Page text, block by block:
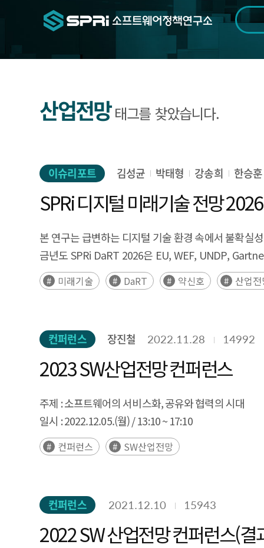
기간 전
산업전망태그를 찾았습니다.
이슈리포트 김성균 박태형 강송희 한승훈
SPRi 디지털 미래기술 전망
본 연구는 급변하는 디지털 기술 환경 속에서 불확실
금년도 SPRi DaRT 2026은 EU, WEF, UNDP,
전문가)로 구분된 델파이 조사를 통해 30대 미래 신
100개의 후보 기술 중 30개 핵심 기술이 최종 확정되
시각화 과정을 거쳐, 기술 시그널(약신호·부상신호
불확실성, 영향력의 상대적 크기를 직관적으로 파
2007년부터 2025년까지의 arXiv 데이터를 기반으로
도출하였다. 이후 연속된 연도 간 클러스터 중심 벡
(death)을 시계열적으로 추적하고 약신호–부상신
적용하여 약신호의 전이 구조를 시계열적으로 설
해석가능성과 정책적 실효성을 향상시켰다. 또한, 약
and Signals) was derived by integrating Delphi-
futures-studies experts and main surveys with
미래기술 DaRT 약신호 산업전
컨퍼런스 장진철 2022.11.28 14992
2023 SW산업전망 컨퍼런스
주제 :소프트웨어의 서비스화, 공유와 협력의 시대
일시 :2022.12.05.(월) / 13:10 ~ 17:10
장소 :COEX 컨퍼런스룸 327호 및 온라인 생중계
컨퍼런스 SW산업전망
컨퍼런스 2021.12.10 15943
2022 SW 산업전망 컨퍼런스(결